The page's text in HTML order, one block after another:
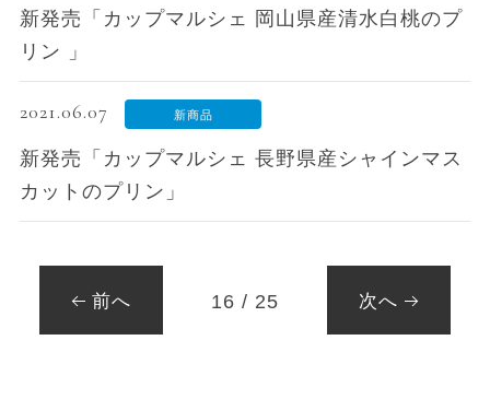
新発売「カップマルシェ 岡山県産清水白桃のプ
リン 」
2021.06.07 新商品
新発売「カップマルシェ 長野県産シャインマス
カットのプリン」
前へ 16 / 25 次へ